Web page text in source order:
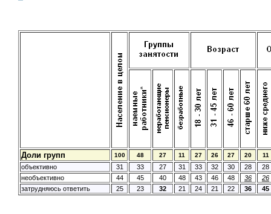
Доли групп 100 48 27 11 27 26 27 20 11
объективно 31 33 27 31 33 32 30 28
28
необъективно
44 45 40 48 43 46 48 36
26
затрудняюсь ответить
25 23 32 21 24 21 22 36 45